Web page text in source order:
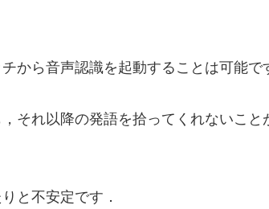
から音声認識を起動することは可能で
それ以降の発語を拾ってくれないこと
と不安定です．